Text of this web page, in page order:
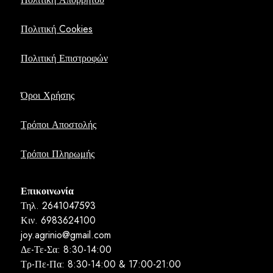
Πολιτική Cookies
Πολιτική Επιστροφών
Όροι Χρήσης
Τρόποι Αποστολής
Τρόποι Πληρωμής
Επικοινωνία
Τηλ. 2641047593
Κιν. 6983624100
joy.agrinio@gmail.com
Δε-Τε-Σα: 8:30-14:00
Τρ-Πε-Πα: 8:30-14:00 & 17:00-21:00